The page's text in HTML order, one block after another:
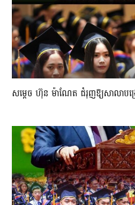
សម្តេច ហ៊ុន ម៉ាណែត ជំរុញឱ្យសាលាប